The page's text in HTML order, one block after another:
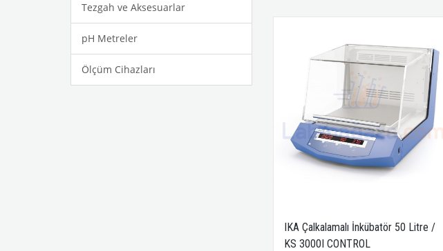
Tezgah ve Aksesuarlar
pH Metreler
Ölçüm Cihazları
IKA Çalkalamalı İnkübatör 50 Litre /
KS 3000I CONTROL